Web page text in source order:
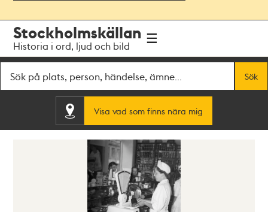
navigationen
huvudinnehållet
Stockholmskällan
Historia i ord, ljud och bild
Sök
Visa vad som finns nära mig